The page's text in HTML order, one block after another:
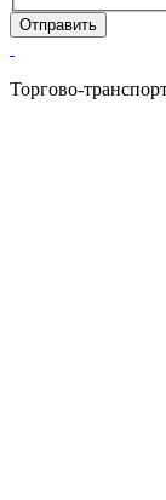
Отправить
Торгово-